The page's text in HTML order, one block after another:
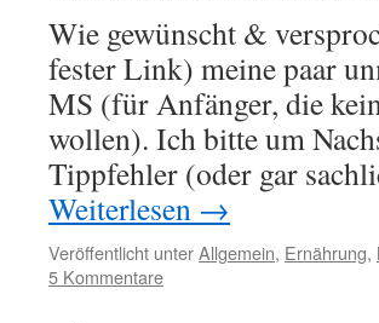
Wie gewünscht &
fester Link) meine paar
MS (für Anfänger, die
wollen). Ich bitte um
Tippfehler (oder gar
Weiterlesen →
Veröffentlicht unterAllgemein, Ernährung,
5 Kommentare